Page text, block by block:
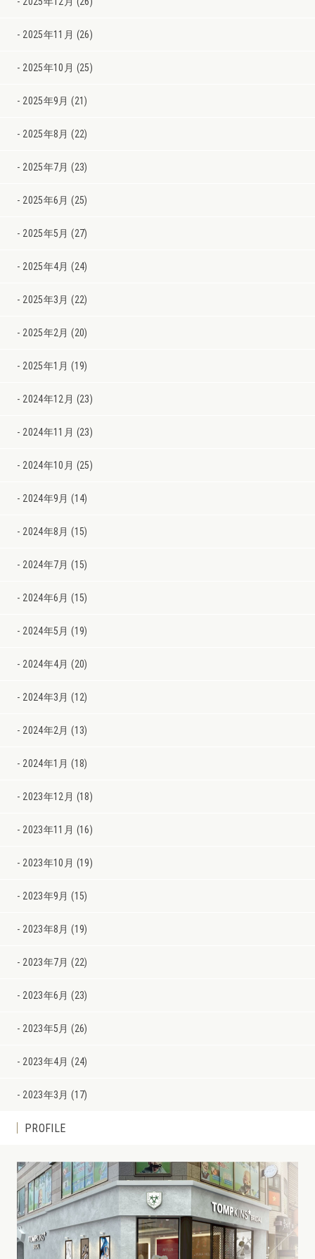
2025年11月 (26)
2025年10月 (25)
2025年9月 (21)
2025年8月 (22)
2025年7月 (23)
2025年6月 (25)
2025年5月 (27)
2025年4月 (24)
2025年3月 (22)
2025年2月 (20)
2025年1月 (19)
2024年12月 (23)
2024年11月 (23)
2024年10月 (25)
2024年9月 (14)
2024年8月 (15)
2024年7月 (15)
2024年6月 (15)
2024年5月 (19)
2024年4月 (20)
2024年3月 (12)
2024年2月 (13)
2024年1月 (18)
2023年12月 (18)
2023年11月 (16)
2023年10月 (19)
2023年9月 (15)
2023年8月 (19)
2023年7月 (22)
2023年6月 (23)
2023年5月 (26)
2023年4月 (24)
2023年3月 (17)
PROFILE